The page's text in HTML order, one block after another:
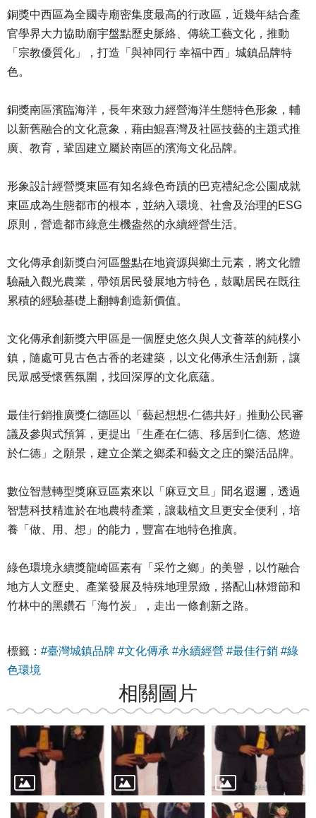
銅獎中西區為全國寺廟密集度最高的行政區，近幾年結合產
官學界大力協助廟宇盤點歷史脈絡、傳統工藝文化，推動
「宗教優質化」，打造「與神同行 幸福中西」城鎮品牌特
色。
銅獎南區濱臨海洋，長年來致力經營海洋生態特色形象，輔
以新舊融合的文化意象，藉由鯤喜灣及社區技藝的主題式推
廣、教育，鞏固建立屬於南區的濱海文化品牌。
形象設計經營獎東區有知名綠色奇蹟的巴克禮紀念公園成就
東區成為生態都市的根本，並納入環境、社會及治理的ESG
原則，營造都市綠意生機盎然的永續經營生活。
文化傳承創新獎白河區盤點在地資源與鄉土元素，將文化體
驗融入觀光農業，帶領居民發展地方特色，鼓勵居民在既往
累積的經驗基礎上翻轉創造新價值。
文化傳承創新獎六甲區是一個歷史悠久與人文薈萃的純樸小
鎮，隨處可見古色古香的老建築，以文化傳承生活創新，讓
民眾感受懷舊氛圍，找回深厚的文化底蘊。
最佳行銷推廣獎仁德區以「藝起想想‧仁德共好」推動公民審
議及參與式預算，更提出「生產在仁德、移居到仁德、悠遊
於仁德」之願景，建立企業之鄉柔和藝文之庄的樂活品牌。
數位智慧轉型獎麻豆區素來以「麻豆文旦」聞名遐邇，透過
智慧科技精進於在地農特產業，讓栽植文旦更安全便利，培
養「做、用、想」的能力，豐富在地特色推廣。
綠色環境永續獎龍崎區素有「采竹之鄉」的美譽，以竹融合
地方人文歷史、產業發展及特殊地理景緻，搭配山林燈節和
竹林中的黑鑽石「海竹炭」，走出一條創新之路。
標籤： #臺灣城鎮品牌 #文化傳承 #永續經營 #最佳行銷 #綠
色環境
相關圖片